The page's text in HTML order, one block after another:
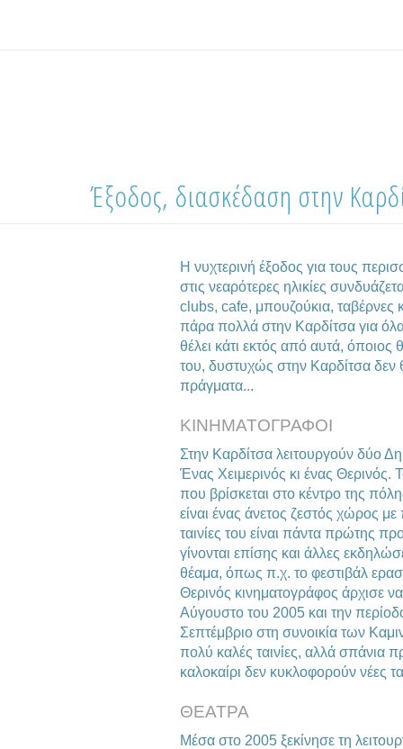
Έξοδος, διασκέδαση στην
Η νυχτερινή έξοδος για τους
στις νεαρότερες ηλικίες
clubs, cafe, μπουζούκια,
πάρα πολλά στην Καρδίτσα για
θέλει κάτι εκτός από αυτά, όποιος
του, δυστυχώς στην Καρδίτσα δεν
πράγματα...
ΚΙΝΗΜΑΤΟΓΡΑΦΟΙ
Στην Καρδίτσα λειτουργούν δύο
Ένας Χειμερινός κι ένας Θερινός.
που βρίσκεται στο κέντρο της
είναι ένας άνετος ζεστός χώρος
ταινίες του είναι πάντα πρώτης
γίνονται επίσης και άλλες
θέαμα, όπως π.χ. το φεστιβάλ
Θερινός κινηματογράφος άρχισε
Αύγουστο του 2005 και την
Σεπτέμβριο στη συνοικία των
πολύ καλές ταινίες, αλλά σπάνια
καλοκαίρι δεν κυκλοφορούν νέες
ΘΕΑΤΡΑ
Μέσα στο 2005 ξεκίνησε τη